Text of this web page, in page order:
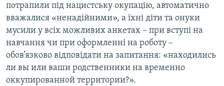
потрапили під нацистську окупацію, автоматично
вважалися «ненадійними», а їхні діти та онуки
мусили у всіх можливих анкетах – при вступі на
навчання чи при оформленні на роботу –
обов’язково відповідати на запитання: «находились
ли вы или ваши родственники на временно
оккупированной территории?».